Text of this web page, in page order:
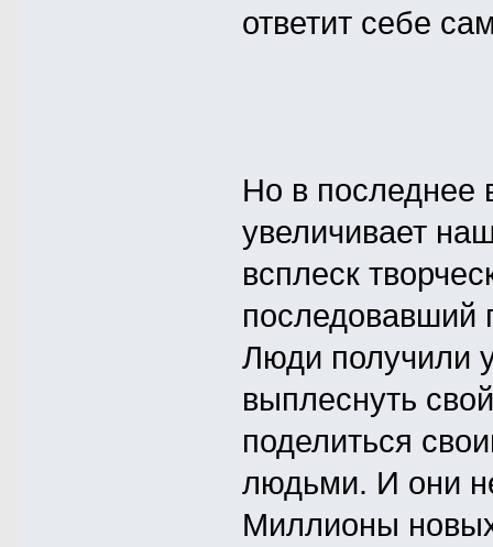
ответит себе
Но в последнее
увеличивает
всплеск
последовавший
Люди получили
выплеснуть
поделиться
людьми. И они
Миллионы